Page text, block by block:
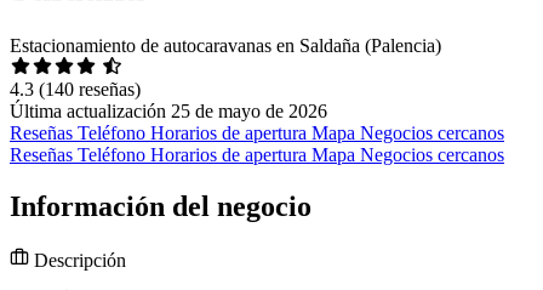
Estacionamiento de autocaravanas en Saldaña (Palencia)
4.3 (140 reseñas)
Última actualización 25 de mayo de 2026
Reseñas Teléfono Horarios de apertura Mapa Negocios cercanos
Reseñas Teléfono Horarios de apertura Mapa Negocios cercanos
Información del negocio
Descripción